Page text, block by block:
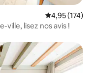
Évaluation
4,95 (174)
ville, lisez nos avis !
appréciés